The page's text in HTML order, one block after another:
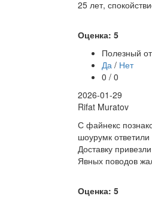
25 лет,
Оценка: 5
Полезный
Да / Нет
0 / 0
2026-01-29
Rifat Muratov
С файнекс
шоурумк
Доставку
Явных поводов
Оценка: 5